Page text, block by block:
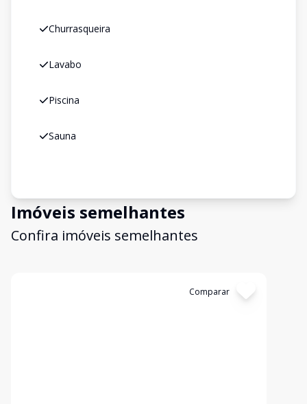
Churrasqueira
Lavabo
Piscina
Sauna
Imóveis semelhantes
Confira imóveis semelhantes
Comparar